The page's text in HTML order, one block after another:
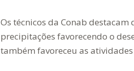
Os técnicos da Conab
precipitações favorecendo o
também favoreceu as